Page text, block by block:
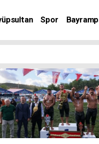
Spor